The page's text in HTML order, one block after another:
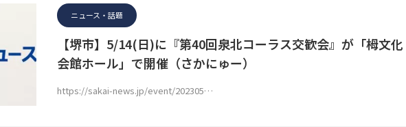
ニュース・話題
【堺市】5/14(日)に『第40回泉北コーラス交歓会』が「栂文化
会館ホール」で開催（さかにゅー）
https://sakai-news.jp/event/202305…